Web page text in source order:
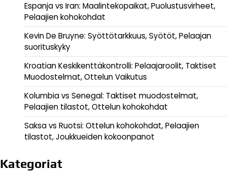
Espanja vs Iran: Maalintekopaikat, Puolustusvirheet,
Pelaajien kohokohdat
Kevin De Bruyne: Syöttötarkkuus, Syötöt, Pelaajan
suorituskyky
Kroatian Keskikenttäkontrolli: Pelaajaroolit, Taktiset
Muodostelmat, Ottelun Vaikutus
Kolumbia vs Senegal: Taktiset muodostelmat,
Pelaajien tilastot, Ottelun kohokohdat
Saksa vs Ruotsi: Ottelun kohokohdat, Pelaajien
tilastot, Joukkueiden kokoonpanot
Kategoriat